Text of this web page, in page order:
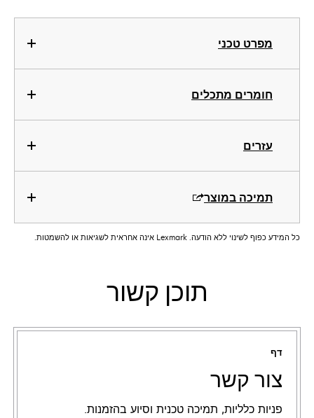
מפרט טכני
חומרים מתכלים
עזרים
תמיכה במוצר
כל המידע כפוף לשינוי ללא הודעה. Lexmark אינה אחראית לשגיאות או להשמטות.
תוכן קשור
דף
צור קשר
פניות כלליות, תמיכה טכנית וסיוע בהזמנות.